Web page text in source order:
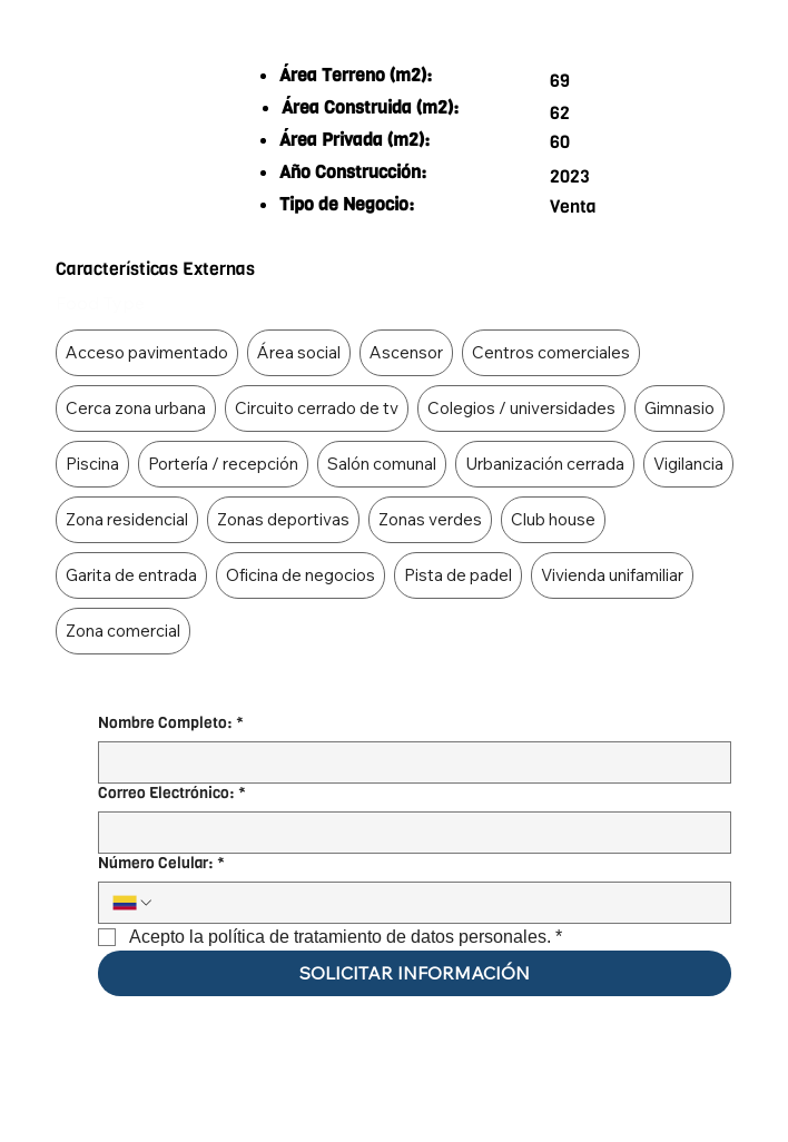
Características Externas
Acceso pavimentado Área social Ascensor Centros comerciales
Cerca zona urbana Circuito cerrado de tv Colegios / universidades Gimnasio
Piscina Portería / recepción Salón comunal Urbanización cerrada Vigilancia
Zona residencial Zonas deportivas Zonas verdes Club house
Garita de entrada Oficina de negocios Pista de padel Vivienda unifamiliar
Zona comercial
Área Terreno (m2):
69
Área Construida (m2):
62
Área Privada (m2):
60
Año Construcción:
2023
Tipo de Negocio:
Venta
Nombre Completo: *
Correo Electrónico: *
Número Celular: *
Acepto la política de tratamiento de datos personales. *
SOLICITAR INFORMACIÓN